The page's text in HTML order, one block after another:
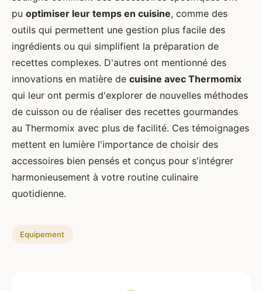
pu optimiser leur temps en cuisine, comme des
outils qui permettent une gestion plus facile des
ingrédients ou qui simplifient la préparation de
recettes complexes. D'autres ont mentionné des
innovations en matière de cuisine avec Thermomix
qui leur ont permis d'explorer de nouvelles méthodes
de cuisson ou de réaliser des recettes gourmandes
au Thermomix avec plus de facilité. Ces témoignages
mettent en lumière l'importance de choisir des
accessoires bien pensés et conçus pour s'intégrer
harmonieusement à votre routine culinaire
quotidienne.
Equipement